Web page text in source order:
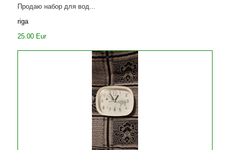
Продаю набор для вод...
riga
25.00 Eur